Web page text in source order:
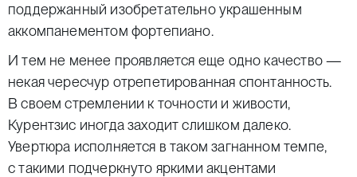
поддержанный изобретательно украшенным
аккомпанементом фортепиано.
И тем не менее проявляется еще одно качество —
некая чересчур отрепетированная спонтанность.
В своем стремлении к точности и живости,
Курентзис иногда заходит слишком далеко.
Увертюра исполняется в таком загнанном темпе,
с такими подчеркнуто яркими акцентами